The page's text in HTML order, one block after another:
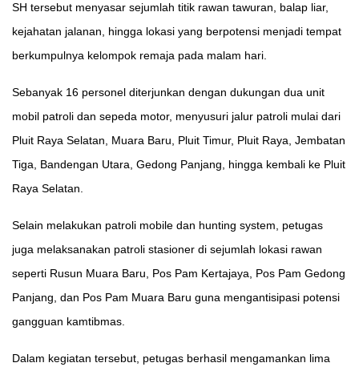
SH tersebut menyasar sejumlah titik rawan tawuran, balap liar,
kejahatan jalanan, hingga lokasi yang berpotensi menjadi tempat
berkumpulnya kelompok remaja pada malam hari.
Sebanyak 16 personel diterjunkan dengan dukungan dua unit
mobil patroli dan sepeda motor, menyusuri jalur patroli mulai dari
Pluit Raya Selatan, Muara Baru, Pluit Timur, Pluit Raya, Jembatan
Tiga, Bandengan Utara, Gedong Panjang, hingga kembali ke Pluit
Raya Selatan.
Selain melakukan patroli mobile dan hunting system, petugas
juga melaksanakan patroli stasioner di sejumlah lokasi rawan
seperti Rusun Muara Baru, Pos Pam Kertajaya, Pos Pam Gedong
Panjang, dan Pos Pam Muara Baru guna mengantisipasi potensi
gangguan kamtibmas.
Dalam kegiatan tersebut, petugas berhasil mengamankan lima